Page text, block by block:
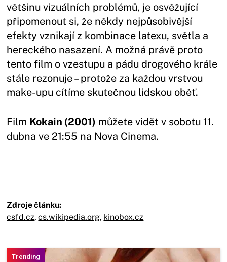
většinu vizuálních problémů, je osvěžující
připomenout si, že někdy nejpůsobivější
efekty vznikají z kombinace latexu, světla a
hereckého nasazení. A možná právě proto
tento film o vzestupu a pádu drogového krále
stále rezonuje – protože za každou vrstvou
make-upu cítíme skutečnou lidskou oběť.
Film Kokain (2001) můžete vidět v sobotu 11.
dubna ve 21:55 na Nova Cinema.
Zdroje článku:
csfd.cz, cs.wikipedia.org, kinobox.cz